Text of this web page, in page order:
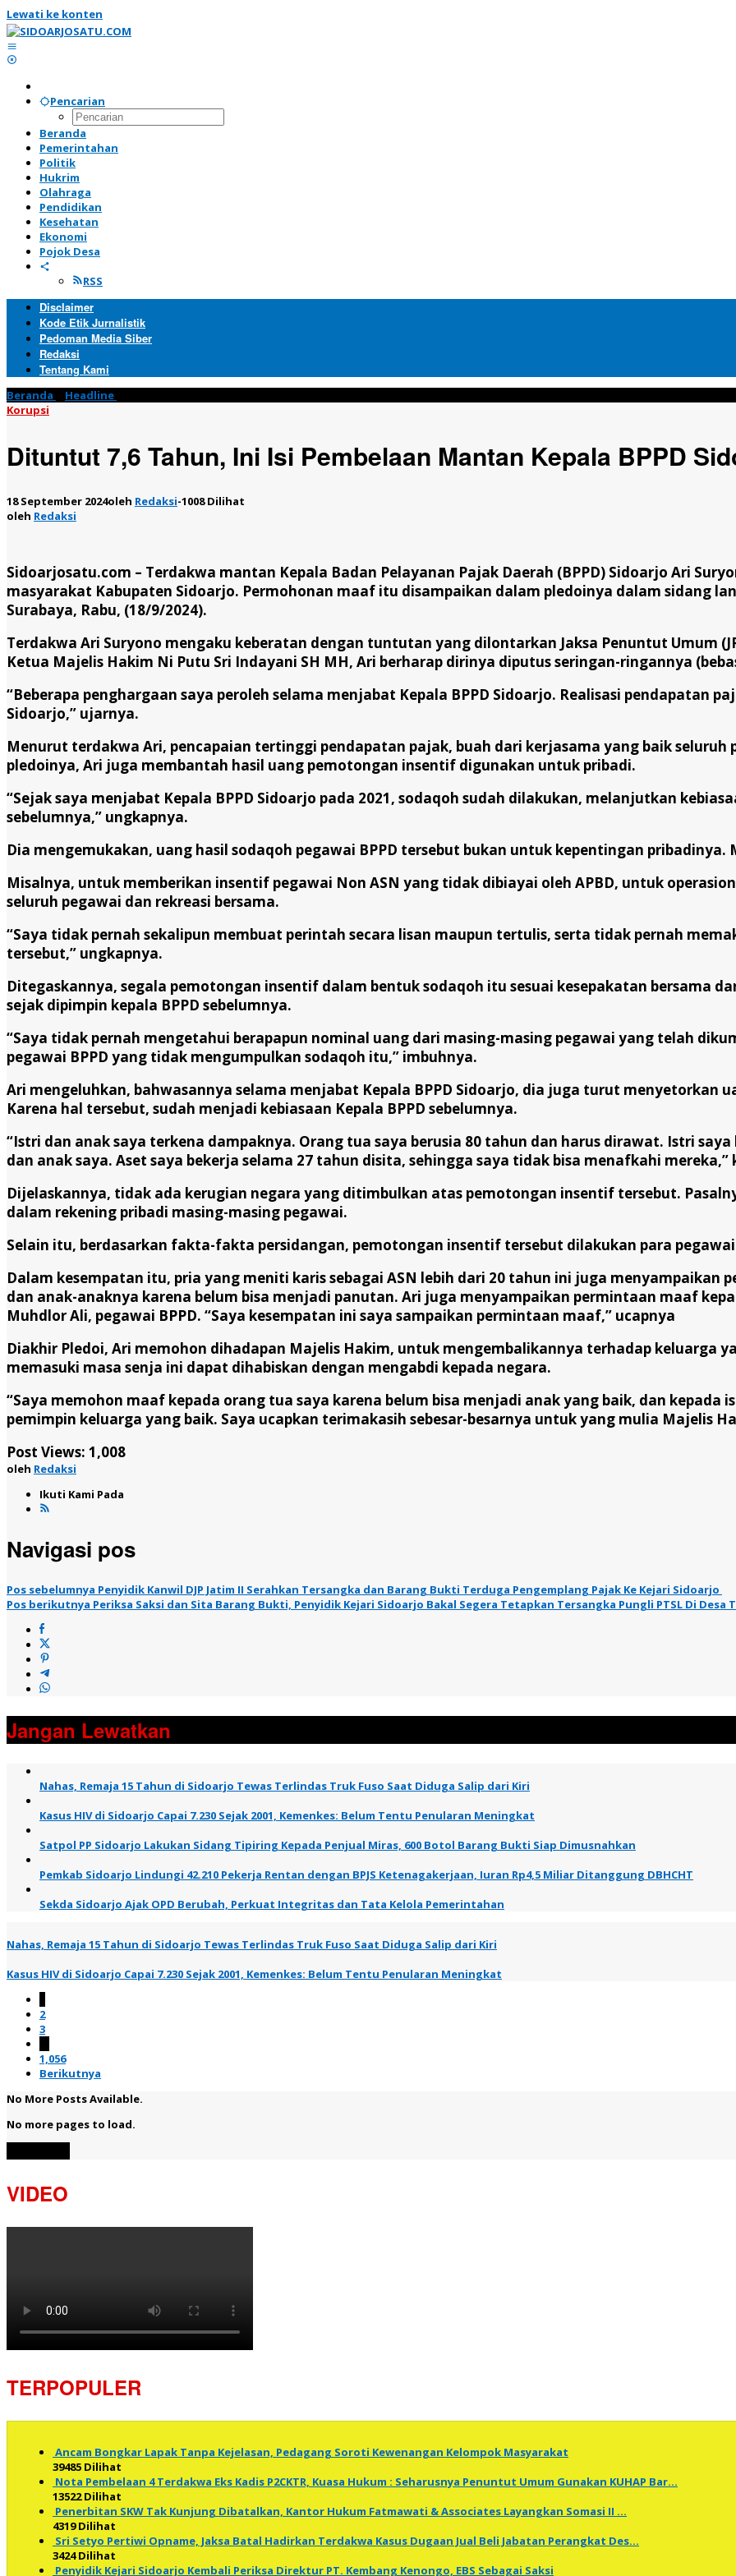
Lewati ke konten
Pencarian
Beranda
Pemerintahan
Politik
Hukrim
Olahraga
Pendidikan
Kesehatan
Ekonomi
Pojok Desa
RSS
Disclaimer
Kode Etik Jurnalistik
Pedoman Media Siber
Redaksi
Tentang Kami
Beranda Headline
Korupsi
Dituntut 7,6 Tahun, Ini Isi Pembelaan Mantan Kepala BPPD
18 September 2024oleh Redaksi-1008 Dilihat
oleh Redaksi
Sidoarjosatu.com – Terdakwa mantan Kepala Badan Pelayanan Pajak Daerah (BPPD) Sidoarjo Ari
masyarakat Kabupaten Sidoarjo. Permohonan maaf itu disampaikan dalam pledoinya dalam sidang
Surabaya, Rabu, (18/9/2024).
Terdakwa Ari Suryono mengaku keberatan dengan tuntutan yang dilontarkan Jaksa Penuntut Umum
Ketua Majelis Hakim Ni Putu Sri Indayani SH MH, Ari berharap dirinya diputus seringan-ringannya
“Beberapa penghargaan saya peroleh selama menjabat Kepala BPPD Sidoarjo. Realisasi pendapatan
Sidoarjo,” ujarnya.
Menurut terdakwa Ari, pencapaian tertinggi pendapatan pajak, buah dari kerjasama yang baik seluruh
pledoinya, Ari juga membantah hasil uang pemotongan insentif digunakan untuk pribadi.
“Sejak saya menjabat Kepala BPPD Sidoarjo pada 2021, sodaqoh sudah dilakukan, melanjutkan
sebelumnya,” ungkapnya.
Dia mengemukakan, uang hasil sodaqoh pegawai BPPD tersebut bukan untuk kepentingan
Misalnya, untuk memberikan insentif pegawai Non ASN yang tidak dibiayai oleh APBD, untuk
seluruh pegawai dan rekreasi bersama.
“Saya tidak pernah sekalipun membuat perintah secara lisan maupun tertulis, serta tidak pernah
tersebut,” ungkapnya.
Ditegaskannya, segala pemotongan insentif dalam bentuk sodaqoh itu sesuai kesepakatan bersama
sejak dipimpin kepala BPPD sebelumnya.
“Saya tidak pernah mengetahui berapapun nominal uang dari masing-masing pegawai yang telah
pegawai BPPD yang tidak mengumpulkan sodaqoh itu,” imbuhnya.
Ari mengeluhkan, bahwasannya selama menjabat Kepala BPPD Sidoarjo, dia juga turut menyetorkan
Karena hal tersebut, sudah menjadi kebiasaan Kepala BPPD sebelumnya.
“Istri dan anak saya terkena dampaknya. Orang tua saya berusia 80 tahun dan harus dirawat. Istri
dan anak saya. Aset saya bekerja selama 27 tahun disita, sehingga saya tidak bisa menafkahi mereka,”
Dijelaskannya, tidak ada kerugian negara yang ditimbulkan atas pemotongan insentif tersebut.
dalam rekening pribadi masing-masing pegawai.
Selain itu, berdasarkan fakta-fakta persidangan, pemotongan insentif tersebut dilakukan para pegawai
Dalam kesempatan itu, pria yang meniti karis sebagai ASN lebih dari 20 tahun ini juga
dan anak-anaknya karena belum bisa menjadi panutan. Ari juga menyampaikan permintaan maaf
Muhdlor Ali, pegawai BPPD. “Saya kesempatan ini saya sampaikan permintaan maaf,” ucapnya
Diakhir Pledoi, Ari memohon dihadapan Majelis Hakim, untuk mengembalikannya terhadap keluarga
memasuki masa senja ini dapat dihabiskan dengan mengabdi kepada negara.
“Saya memohon maaf kepada orang tua saya karena belum bisa menjadi anak yang baik, dan kepada
pemimpin keluarga yang baik. Saya ucapkan terimakasih sebesar-besarnya untuk yang mulia Majelis
Post Views: 1,008
oleh Redaksi
Ikuti Kami Pada
Navigasi pos
Pos sebelumnya Penyidik Kanwil DJP Jatim II Serahkan Tersangka dan Barang Bukti Terduga Pengemplang Pajak Ke Kejari Sidoarjo
Pos berikutnya Periksa Saksi dan Sita Barang Bukti, Penyidik Kejari Sidoarjo Bakal Segera Tetapkan Tersangka Pungli PTSL Di Desa
Jangan Lewatkan
Nahas, Remaja 15 Tahun di Sidoarjo Tewas Terlindas Truk Fuso Saat Diduga Salip dari Kiri
Kasus HIV di Sidoarjo Capai 7.230 Sejak 2001, Kemenkes: Belum Tentu Penularan Meningkat
Satpol PP Sidoarjo Lakukan Sidang Tipiring Kepada Penjual Miras, 600 Botol Barang Bukti Siap Dimusnahkan
Pemkab Sidoarjo Lindungi 42.210 Pekerja Rentan dengan BPJS Ketenagakerjaan, Iuran Rp4,5 Miliar Ditanggung DBHCHT
Sekda Sidoarjo Ajak OPD Berubah, Perkuat Integritas dan Tata Kelola Pemerintahan
Nahas, Remaja 15 Tahun di Sidoarjo Tewas Terlindas Truk Fuso Saat Diduga Salip dari Kiri
Kasus HIV di Sidoarjo Capai 7.230 Sejak 2001, Kemenkes: Belum Tentu Penularan Meningkat
2
3
1,056
Berikutnya
No More Posts Available.
No more pages to load.
VIDEO
TERPOPULER
Ancam Bongkar Lapak Tanpa Kejelasan, Pedagang Soroti Kewenangan Kelompok Masyarakat
39485 Dilihat
Nota Pembelaan 4 Terdakwa Eks Kadis P2CKTR, Kuasa Hukum : Seharusnya Penuntut Umum Gunakan KUHAP Bar…
13522 Dilihat
Penerbitan SKW Tak Kunjung Dibatalkan, Kantor Hukum Fatmawati & Associates Layangkan Somasi II …
4319 Dilihat
Sri Setyo Pertiwi Opname, Jaksa Batal Hadirkan Terdakwa Kasus Dugaan Jual Beli Jabatan Perangkat Des…
3424 Dilihat
Penyidik Kejari Sidoarjo Kembali Periksa Direktur PT. Kembang Kenongo, EBS Sebagai Saksi